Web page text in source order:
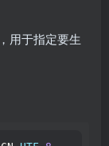
用于指定要生